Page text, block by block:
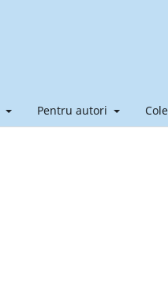
Pentru autori